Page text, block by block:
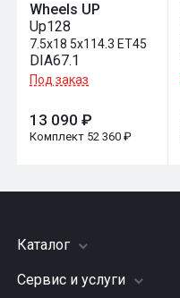
Wheels UP
Up128
7.5x18 5x114.3 ET45
DIA67.1
Под заказ
13 090 ₽
Комплект 52 360 ₽
Каталог
Шины
Сервис и услуги